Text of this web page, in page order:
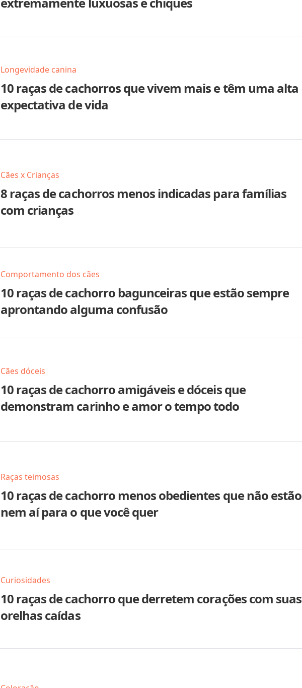
Longevidade canina
10 raças de cachorros que vivem mais e têm uma alta
expectativa de vida
Cães x Crianças
8 raças de cachorros menos indicadas para famílias
com crianças
Comportamento dos cães
10 raças de cachorro bagunceiras que estão sempre
aprontando alguma confusão
Cães dóceis
10 raças de cachorro amigáveis e dóceis que
demonstram carinho e amor o tempo todo
Raças teimosas
10 raças de cachorro menos obedientes que não estão
nem aí para o que você quer
Curiosidades
10 raças de cachorro que derretem corações com suas
orelhas caídas